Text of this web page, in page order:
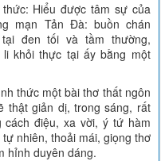
Hiểu được tâm sự của
mạn Tản Đà: buồn chán
đen tối và tầm thường,
li khỏi thực tại ấy bằng một
thức một bài thơ thất ngôn
thật giản dị, trong sáng, rất
cách điệu, xa vời, ý tứ hàm
nhiên, thoải mái, giọng thơ
hỉnh duyên dáng.